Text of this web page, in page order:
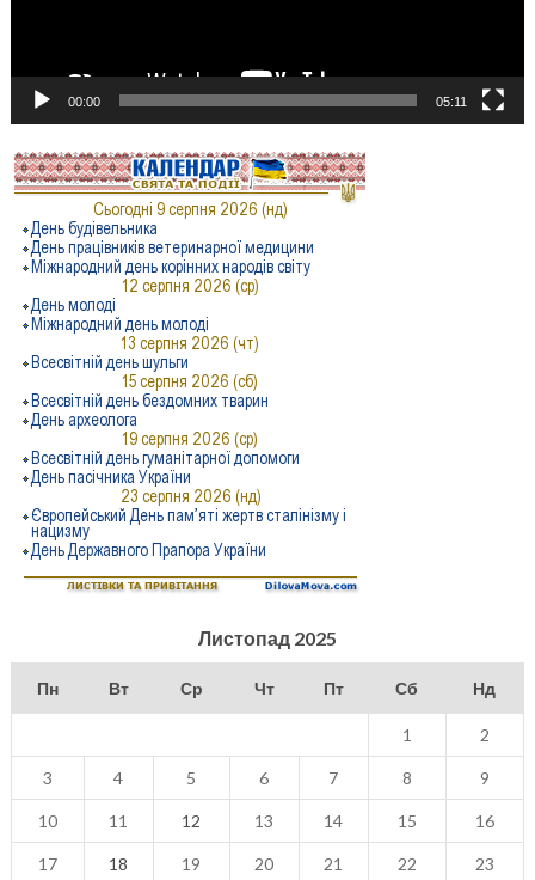
00:00 05:11
Листопад 2025
Пн Вт Ср Чт Пт Сб Нд
1 2
3 4 5 6 7 8 9
10 11 12 13 14 15 16
17 18 19 20 21 22 23